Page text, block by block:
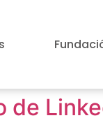
de